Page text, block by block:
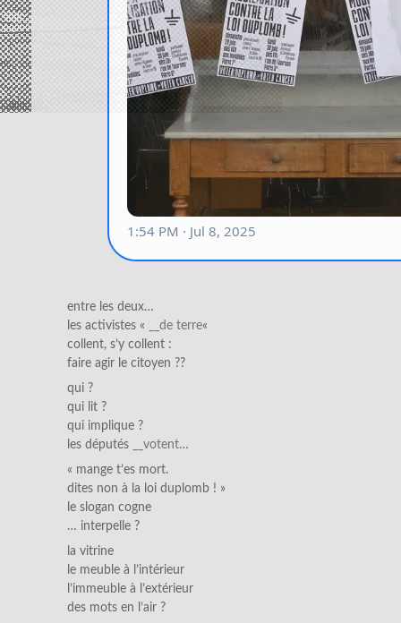
entre les deux…
les activistes «
__de terre«
collent, s’y collent :
faire agir le citoyen ??
qui ?
qui lit ?
qui implique ?
les députés
__votent…
« mange t’es mort.
dites non à la loi duplomb ! »
le slogan cogne
… interpelle ?
la vitrine
le meuble à l’intérieur
l’immeuble à l’extérieur
des mots en l’air ?